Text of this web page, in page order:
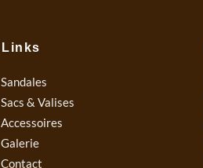
Links
Sandales
Sacs & Valises
Accessoires
Galerie
Contact